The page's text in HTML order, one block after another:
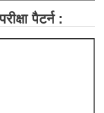
पैटर्न :